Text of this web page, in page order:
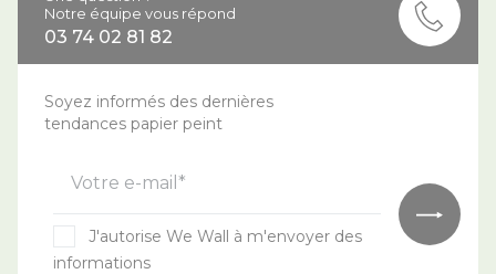
Notre équipe vous répond
03 74 02 81 82
Soyez informés des dernières
tendances papier peint
Votre e-mail*
J'autorise We Wall à m'envoyer des
informations